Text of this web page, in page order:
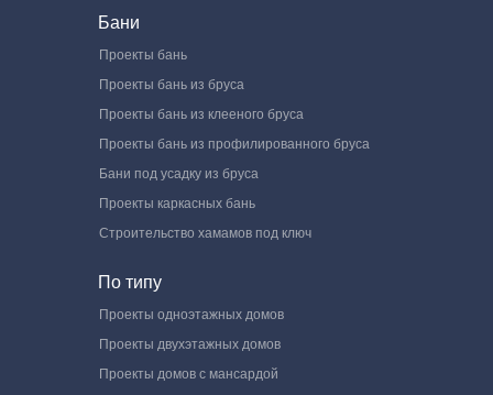
Бани
Проекты бань
Проекты бань из бруса
Проекты бань из клееного бруса
Проекты бань из профилированного бруса
Бани под усадку из бруса
Проекты каркасных бань
Строительство хамамов под ключ
По типу
Проекты одноэтажных домов
Проекты двухэтажных домов
Проекты домов с мансардой